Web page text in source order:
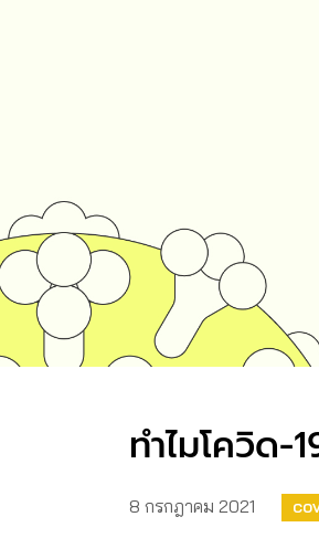
ทำไมโควิด-
8 กรกฎาคม 2021